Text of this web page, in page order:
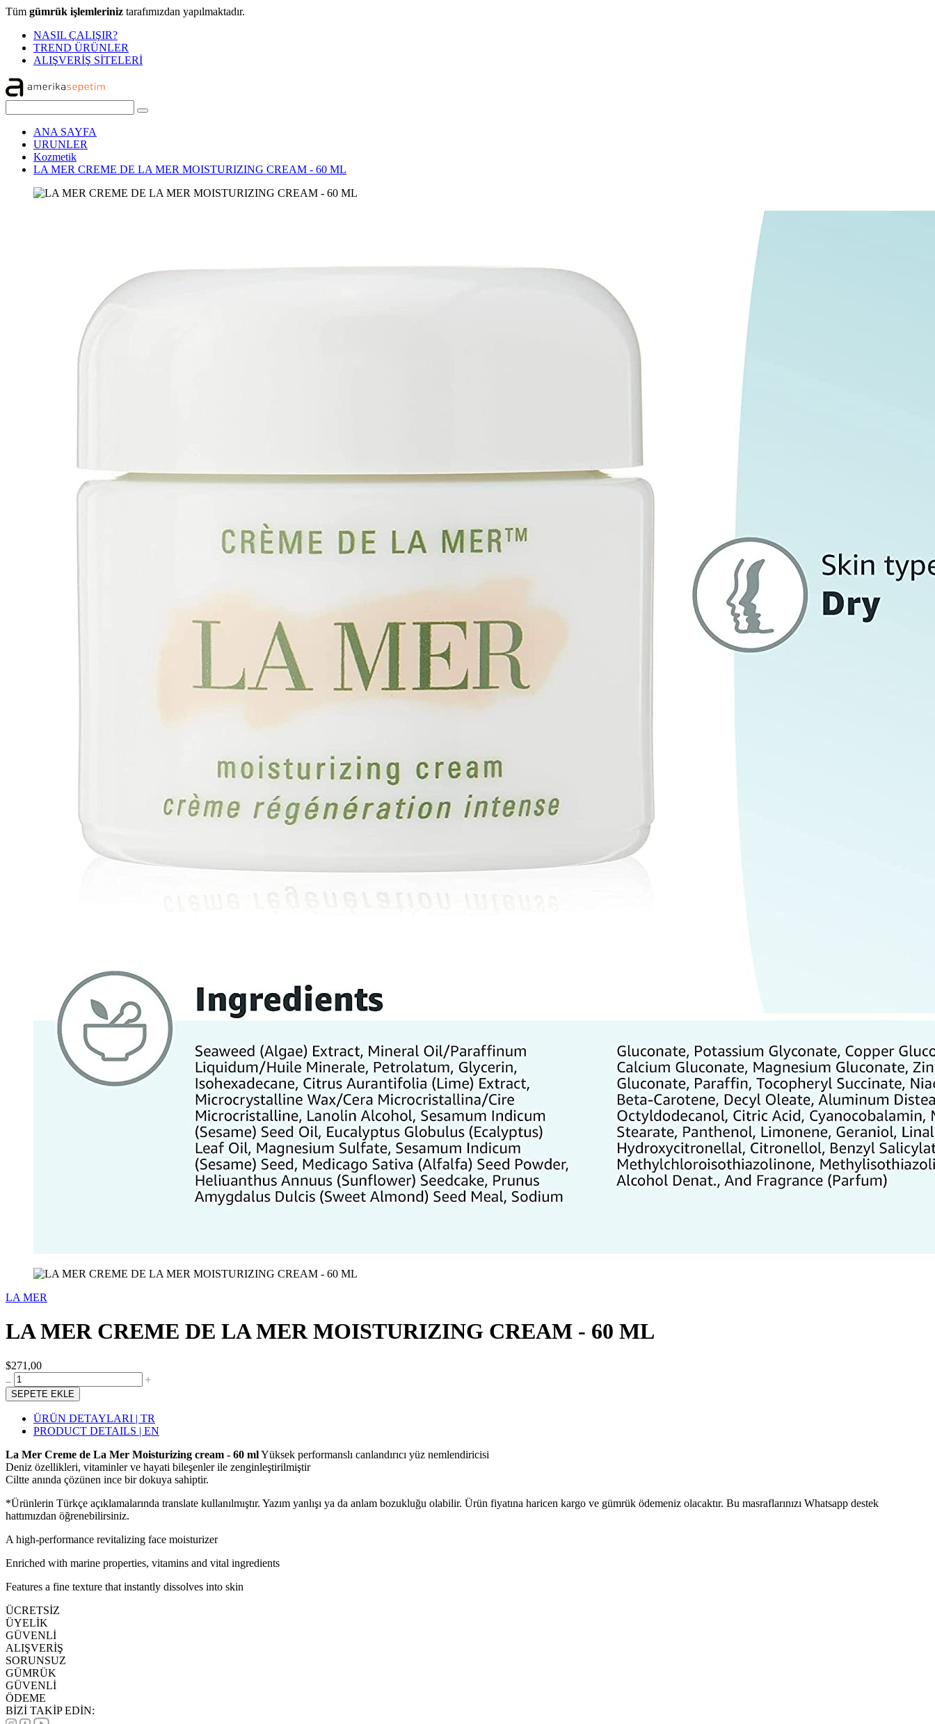
Tüm gümrük işlemleriniz tarafımızdan yapılmaktadır.
NASIL ÇALIŞIR?
TREND ÜRÜNLER
ALIŞVERİŞ SİTELERİ
ANA SAYFA
URUNLER
Kozmetik
LA MER CREME DE LA MER MOISTURIZING CREAM - 60 ML
LA MER
LA MER CREME DE LA MER MOISTURIZING CREAM - 60 ML
$271,00
SEPETE EKLE
ÜRÜN DETAYLARI | TR
PRODUCT DETAILS | EN
La Mer Creme de La Mer Moisturizing cream - 60 mlYüksek performanslı canlandırıcı yüz nemlendiricisi
Deniz özellikleri, vitaminler ve hayati bileşenler ile zenginleştirilmiştir
Ciltte anında çözünen ince bir dokuya sahiptir.
*Ürünlerin Türkçe açıklamalarında translate kullanılmıştır. Yazım yanlışı ya da anlam bozukluğu olabilir. Ürün fiyatına haricen kargo ve gümrük ödemeniz olacaktır. Bu masraflarınızı Whatsapp destek
hattımızdan öğrenebilirsiniz.
A high-performance revitalizing face moisturizer
Enriched with marine properties, vitamins and vital ingredients
Features a fine texture that instantly dissolves into skin
ÜCRETSİZ
ÜYELİK
GÜVENLİ
ALIŞVERİŞ
SORUNSUZ
GÜMRÜK
GÜVENLİ
ÖDEME
BİZİ TAKİP EDİN: